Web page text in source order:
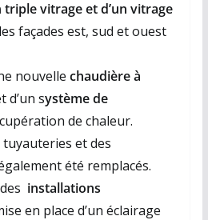
triple vitrage et d’un vitrage
façades est, sud et ouest
nouvelle chaudière à
d’un système de
de chaleur.
tuyauteries et des
été remplacés.
installations
en place d’un éclairage